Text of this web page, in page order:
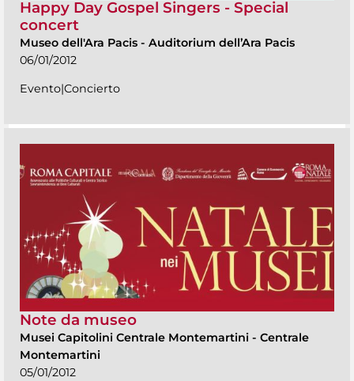
Happy Day Gospel Singers - Special
concert
Museo dell'Ara Pacis - Auditorium dell’Ara Pacis
06/01/2012
Evento|Concierto
Note da museo
Musei Capitolini Centrale Montemartini - Centrale
Montemartini
05/01/2012